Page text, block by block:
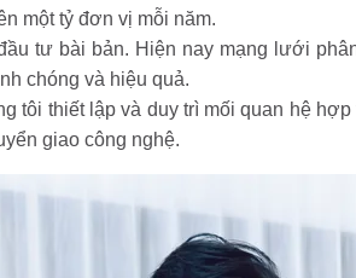
một tỷ đơn vị mỗi năm.
tư bài bản. Hiện nay mạng lưới
chóng và hiệu quả.
tôi thiết lập và duy trì mối quan hệ
giao công nghệ.